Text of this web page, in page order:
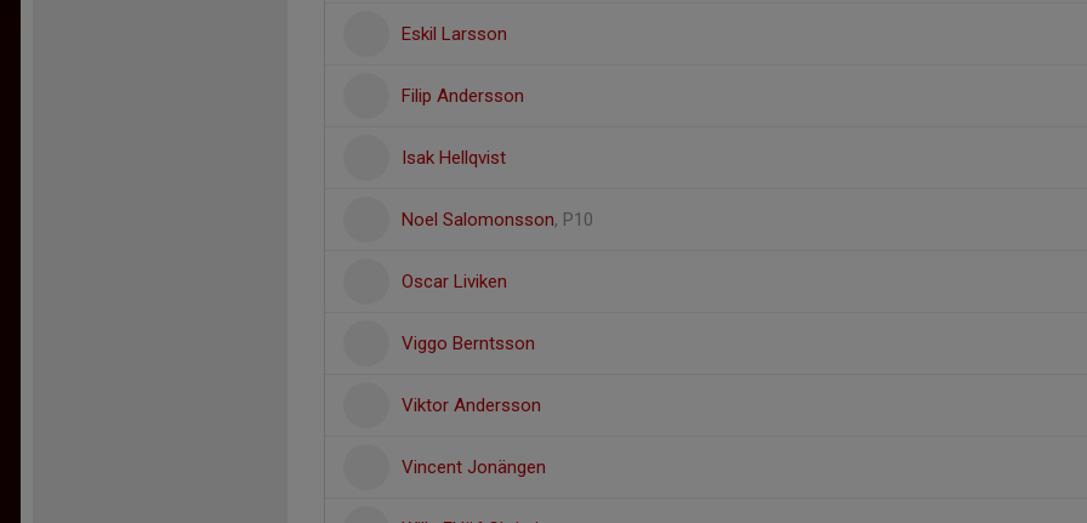
Eskil Larsson
Filip Andersson
Isak Hellqvist
Noel Salomonsson, P10
Oscar Liviken
Viggo Berntsson
Viktor Andersson
Vincent Jonängen